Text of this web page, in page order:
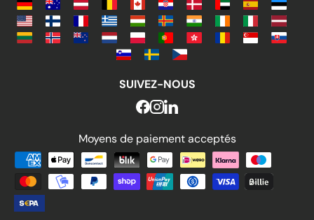
SUIVEZ-NOUS
Moyens de paiement acceptés
Moyens de paiement acceptés